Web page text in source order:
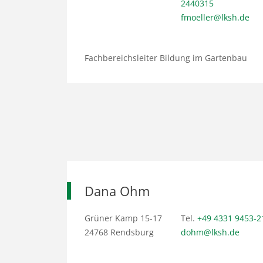
2440315
fmoeller@lksh.de
Fachbereichsleiter Bildung im Gartenbau
Dana Ohm
Grüner Kamp 15-17
24768 Rendsburg
Tel. +49 4331 9453-
dohm@lksh.de